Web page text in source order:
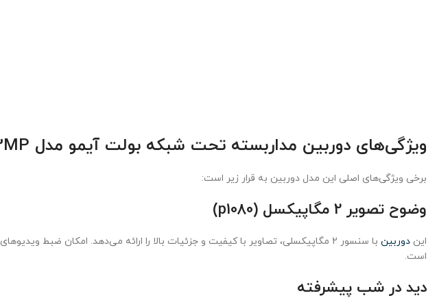
ویژگی‌های دوربین مداربسته تحت شبکه بولت آیمو مدل Imou Bullet 2C 2MP
برخی ویژگی‌های اصلی این مدل دوربین به قرار زیر است:
وضوح تصویر 2 مگاپیکسل (p1080)
این دوربین
با سنسور 2 مگاپیکسلی، تصاویر با کیفیت و جزئیات بالا را ارائه می‌دهد. امکان
است.
دید در شب پیشرفته